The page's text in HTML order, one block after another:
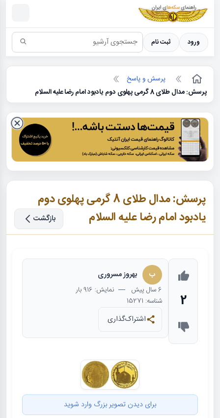
سکه ها ؛ راهنمای سکه شناسی
ورود ثبت نام
پرسش و پاسخ
پرسش: مدال طلای 8 گرمی پهلوی دوم یادبود امام رضا علیه السلام
پرسش: مدال طلای 8 گرمی پهلوی دوم
یادبود امام رضا علیه السلام
بازگشت
2
ب بهروز مسروری
6 سال پیش — نمایش: 916 بار
شناسه: 15271
اشتراک‌گذاری
برای دیدن تصویر بزرگ وارد شوید